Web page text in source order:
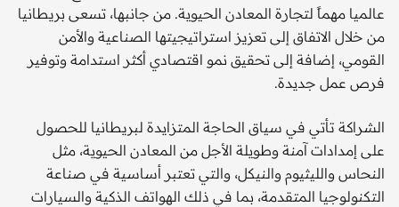
عالميا مهماً لتجارة المعادن الحيوية. من جانبها، تسعى بريطانيا
من خلال الاتفاق إلى تعزيز استراتيجيتها الصناعية والأمن
القومي، إضافة إلى تحقيق نمو اقتصادي أكثر استدامة وتوفير
فرص عمل جديدة.
الشراكة تأتي في سياق الحاجة المتزايدة لبريطانيا للحصول
على إمدادات آمنة وطويلة الأجل من المعادن الحيوية، مثل
النحاس والليثيوم والنيكل، والتي تعتبر أساسية في صناعة
التكنولوجيا المتقدمة، بما في ذلك الهواتف الذكية والسيارات